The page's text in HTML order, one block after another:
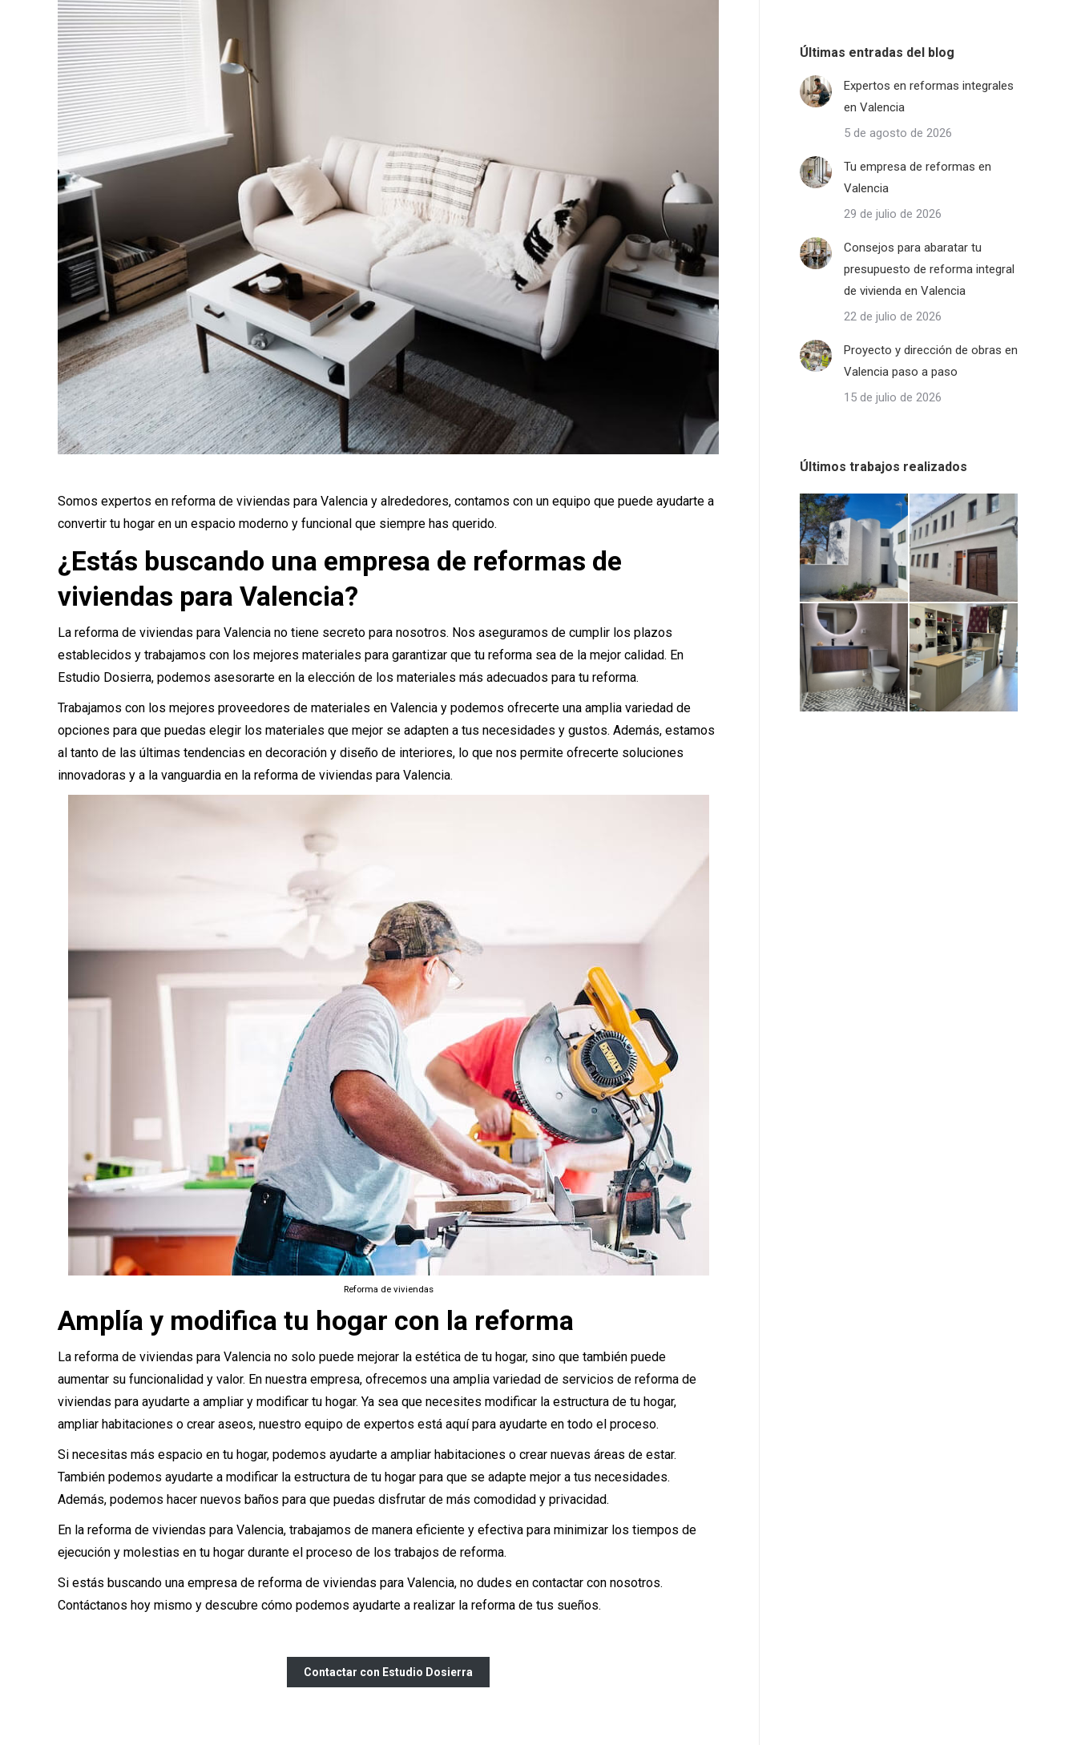
Somos expertos en reforma de viviendas para Valencia y alrededores, contamos con un equipo que puede ayudarte a
convertir tu hogar en un espacio moderno y funcional que siempre has querido.
¿Estás buscando una empresa de reformas de
viviendas para Valencia?
La reforma de viviendas para Valencia no tiene secreto para nosotros. Nos aseguramos de cumplir los plazos
establecidos y trabajamos con los mejores materiales para garantizar que tu reforma sea de la mejor calidad. En
Estudio Dosierra, podemos asesorarte en la elección de los materiales más adecuados para tu reforma.
Trabajamos con los mejores proveedores de materiales en Valencia y podemos ofrecerte una amplia variedad de
opciones para que puedas elegir los materiales que mejor se adapten a tus necesidades y gustos. Además, estamos
al tanto de las últimas tendencias en decoración y diseño de interiores, lo que nos permite ofrecerte soluciones
innovadoras y a la vanguardia en la reforma de viviendas para Valencia.
Reforma de viviendas
Amplía y modifica tu hogar con la reforma
La reforma de viviendas para Valencia no solo puede mejorar la estética de tu hogar, sino que también puede
aumentar su funcionalidad y valor. En nuestra empresa, ofrecemos una amplia variedad de servicios de reforma de
viviendas para ayudarte a ampliar y modificar tu hogar. Ya sea que necesites modificar la estructura de tu hogar,
ampliar habitaciones o crear aseos, nuestro equipo de expertos está aquí para ayudarte en todo el proceso.
Si necesitas más espacio en tu hogar, podemos ayudarte a ampliar habitaciones o crear nuevas áreas de estar.
También podemos ayudarte a modificar la estructura de tu hogar para que se adapte mejor a tus necesidades.
Además, podemos hacer nuevos baños para que puedas disfrutar de más comodidad y privacidad.
En la reforma de viviendas para Valencia, trabajamos de manera eficiente y efectiva para minimizar los tiempos de
ejecución y molestias en tu hogar durante el proceso de los trabajos de reforma.
Si estás buscando una empresa de reforma de viviendas para Valencia, no dudes en contactar con nosotros.
Contáctanos hoy mismo y descubre cómo podemos ayudarte a realizar la reforma de tus sueños.
Contactar con Estudio Dosierra
Últimas entradas del blog
Expertos en reformas integrales
en Valencia
5 de agosto de 2026
Tu empresa de reformas en
Valencia
29 de julio de 2026
Consejos para abaratar tu
presupuesto de reforma integral
de vivienda en Valencia
22 de julio de 2026
Proyecto y dirección de obras en
Valencia paso a paso
15 de julio de 2026
Últimos trabajos realizados